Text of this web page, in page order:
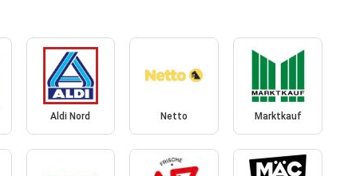
Aldi Nord Netto Marktkauf